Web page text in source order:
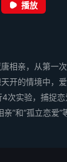
播放
相亲，从第一
开的情境中，
次实验，捕捉
”和“孤立恋爱